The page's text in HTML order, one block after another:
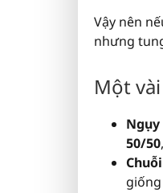
Vậy nên
nhưng
Một
Ngụy
50/50